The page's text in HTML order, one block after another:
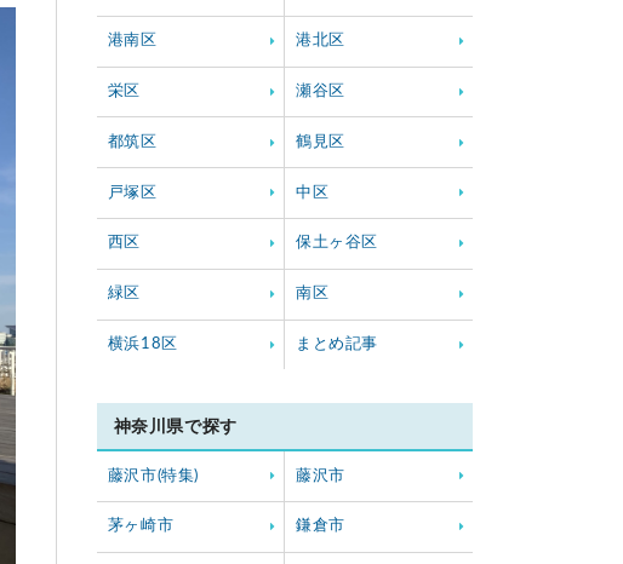
港南区 港北区
栄区 瀬谷区
都筑区 鶴見区
戸塚区 中区
西区 保土ヶ谷区
緑区 南区
横浜18区 まとめ記事
神奈川県で探す
藤沢市(特集) 藤沢市
茅ヶ崎市 鎌倉市